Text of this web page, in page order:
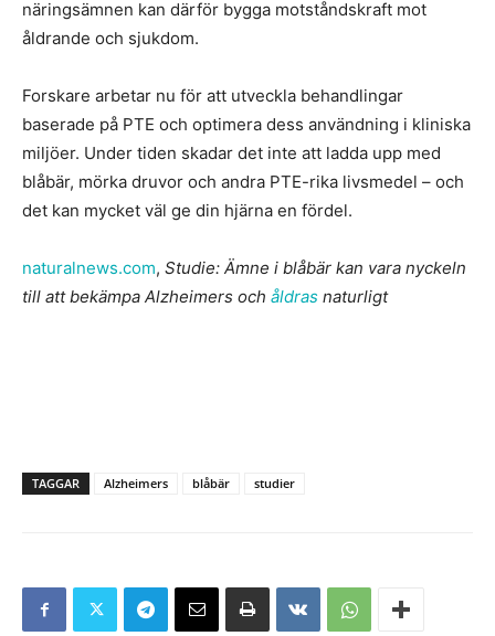
näringsämnen kan därför bygga motståndskraft mot
åldrande och sjukdom.
Forskare arbetar nu för att utveckla behandlingar
baserade på PTE och optimera dess användning i kliniska
miljöer. Under tiden skadar det inte att ladda upp med
blåbär, mörka druvor och andra PTE-rika livsmedel – och
det kan mycket väl ge din hjärna en fördel.
naturalnews.com, Studie: Ämne i blåbär kan vara nyckeln
till att bekämpa Alzheimers och åldras naturligt
TAGGAR Alzheimers blåbär studier